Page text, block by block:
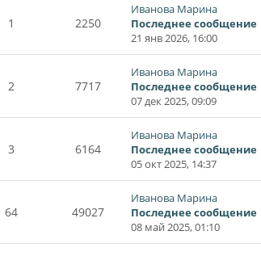
1 2250
Иванова Марина
Последнее сообщение
21 янв 2026, 16:00
2 7717
Иванова Марина
Последнее сообщение
07 дек 2025, 09:09
3 6164
Иванова Марина
Последнее сообщение
05 окт 2025, 14:37
64 49027
Иванова Марина
Последнее сообщение
08 май 2025, 01:10